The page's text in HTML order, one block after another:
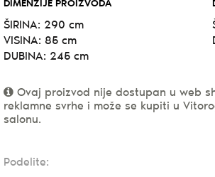
DIMENZIJE PROIZVODA
ŠIRINA: 290 cm
VISINA: 85 cm
DUBINA: 245 cm
Ovaj proizvod nije dostupan u web
reklamne svrhe i može se kupiti u
salonu.
Podelite: